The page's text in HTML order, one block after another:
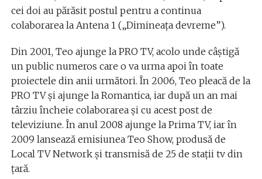
cei doi au părăsit postul pentru a continua
colaborarea la Antena 1 („Dimineața devreme”).
Din 2001, Teo ajunge la PRO TV, acolo unde câștigă
un public numeros care o va urma apoi în toate
proiectele din anii următori. În 2006, Teo pleacă de la
PRO TV și ajunge la Romantica, iar după un an mai
târziu încheie colaborarea și cu acest post de
televiziune. În anul 2008 ajunge la Prima TV, iar în
2009 lansează emisiunea Teo Show, produsă de
Local TV Network și transmisă de 25 de stații tv din
țară.